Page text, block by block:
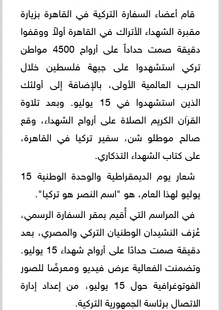
قام أعضاء السفارة التركية في القاهرة بزيارة
مقبرة الشهداء الأتراك في القاهرة أولاً ووقفوا
دقيقة صمت حداداً على أرواح 4500 مواطن
تركي استشهدوا على جبهة فلسطين خلال
الحرب العالمية الأولى، بالإضافة إلى أولئك
الذين استشهدوا في 15 يوليو. وبعد تلاوة
القرآن الكريم الصلاة على أرواح الشهداء، وقع
صالح موطلو شن، سفير تركيا في القاهرة،
على كتاب الشهداء التذكاري.
شعار يوم الديمقراطية والوحدة الوطنية 15
يوليو لهذا العام، هو "اسم النصر هو تركيا".
في المراسم التي أُقيم بمقر السفارة الرسمي،
عُزف النشيدان الوطنيان التركي والمصري، بعد
دقيقة صمت حدادًا على أرواح شهداء 15 يوليو.
وتضمنت الفعالية عرض فيديو ومعرضًا للصور
الفوتوغرافية حول 15 يوليو، من إعداد إدارة
الاتصال برئاسة الجمهورية التركية.